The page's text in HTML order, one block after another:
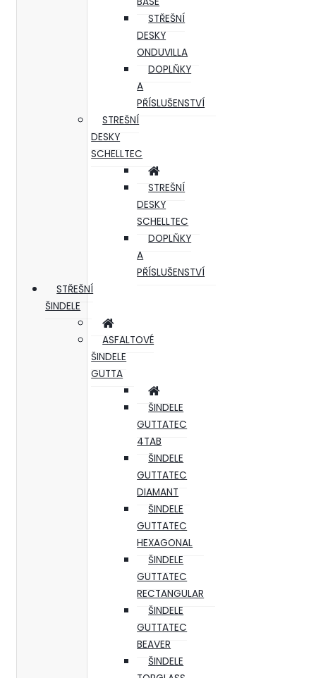
STŘEŠNÍ
DESKY
ONDUVILLA
DOPLŇKY
A
PŘÍSLUŠENSTVÍ
STREŠNÍ
DESKY
SCHELLTEC
STREŠNÍ
DESKY
SCHELLTEC
DOPLŇKY
A
PŘÍSLUŠENSTVÍ
STŘEŠNÍ
ŠINDELE
ASFALTOVÉ
ŠINDELE
GUTTA
ŠINDELE
GUTTATEC
4TAB
ŠINDELE
GUTTATEC
DIAMANT
ŠINDELE
GUTTATEC
HEXAGONAL
ŠINDELE
GUTTATEC
RECTANGULAR
ŠINDELE
GUTTATEC
BEAVER
ŠINDELE